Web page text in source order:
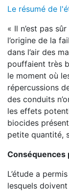
Le résumé de
« Il n’est pas
l’origine de la
dans l’air des
pouffaient très
le moment où
répercussions
des conduits
les effets
biocides
petite quantité,
Conséquences
L’étude a
lesquels